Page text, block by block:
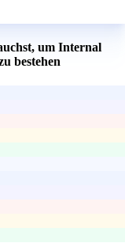
um Internal
bestehen